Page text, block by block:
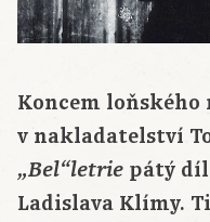
Koncem loňského
v nakladatelství
„Bel“letrie pátý díl
Ladislava Klímy.